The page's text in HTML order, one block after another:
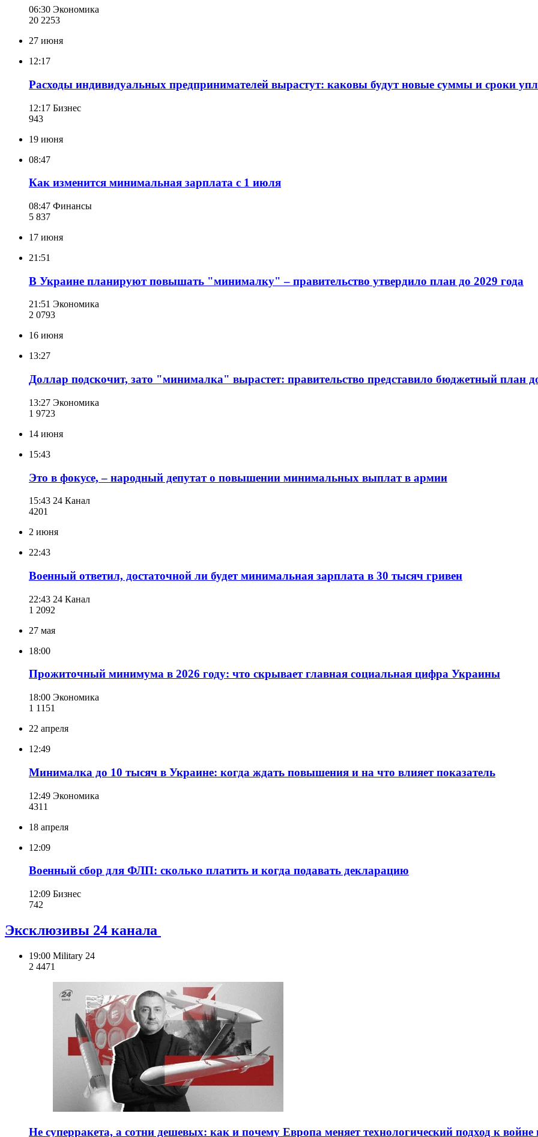
06:30 Экономика
20 2253
27 июня
12:17
Расходы индивидуальных предпринимателей вырастут: каковы будут новые суммы и сроки
12:17 Бизнес
943
19 июня
08:47
Как изменится минимальная зарплата с 1 июля
08:47 Финансы
5 837
17 июня
21:51
В Украине планируют повышать "минималку" – правительство утвердило план до 2029 года
21:51 Экономика
2 0793
16 июня
13:27
Доллар подскочит, зато "минималка" вырастет: правительство представило бюджетный план
13:27 Экономика
1 9723
14 июня
15:43
Это в фокусе, – народный депутат о повышении минимальных выплат в армии
15:43 24 Канал
4201
2 июня
22:43
Военный ответил, достаточной ли будет минимальная зарплата в 30 тысяч гривен
22:43 24 Канал
1 2092
27 мая
18:00
Прожиточный минимума в 2026 году: что скрывает главная социальная цифра Украины
18:00 Экономика
1 1151
22 апреля
12:49
Минималка до 10 тысяч в Украине: когда ждать повышения и на что влияет показатель
12:49 Экономика
431 1
18 апреля
12:09
Военный сбор для ФЛП: сколько платить и когда подавать декларацию
12:09 Бизнес
742
Эксклюзивы 24 канала
19:00 Military 24
2 4471
Не суперракета, а сотни дешевых: как и почему Европа меняет технологический подход к войне